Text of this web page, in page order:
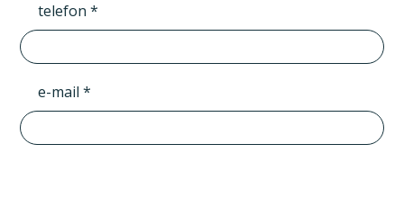
telefon *
e-mail *